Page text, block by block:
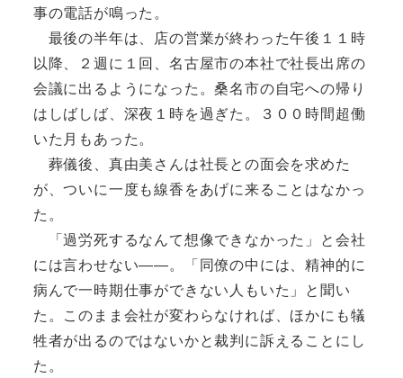
事の電話が鳴った。
最後の半年は、店の営業が終わった午後１１時
以降、２週に１回、名古屋市の本社で社長出席の
会議に出るようになった。桑名市の自宅への帰り
はしばしば、深夜１時を過ぎた。３００時間超働
いた月もあった。
葬儀後、真由美さんは社長との面会を求めた
が、ついに一度も線香をあげに来ることはなかっ
た。
「過労死するなんて想像できなかった」と会社
には言わせない――。「同僚の中には、精神的に
病んで一時期仕事ができない人もいた」と聞い
た。このまま会社が変わらなければ、ほかにも犠
牲者が出るのではないかと裁判に訴えることにし
た。